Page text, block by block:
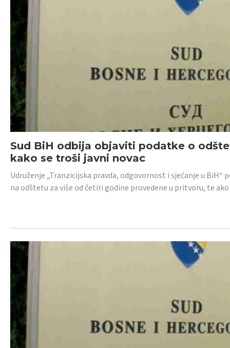
Sud BiH odbija objaviti podatke o
kako se troši javni novac
Udruženje „Tranzicijska pravda, odgovornost i sjećanje u
na odštetu za više od četiri godine provedene u pritvoru, te